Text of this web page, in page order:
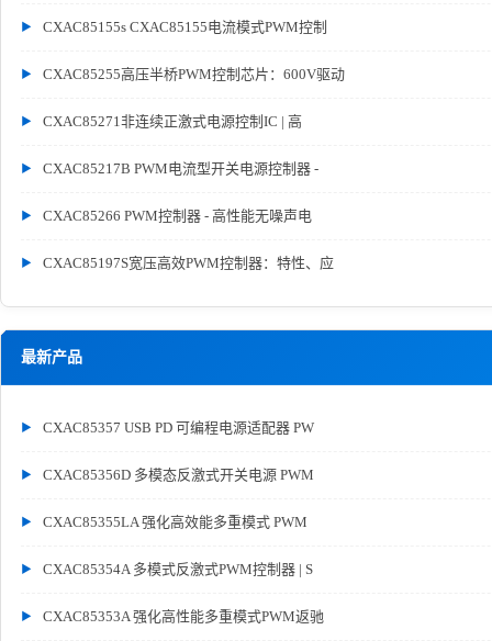
CXAC85155s CXAC85155电流模式PWM控制
CXAC85255高压半桥PWM控制芯片：600V驱动
CXAC85271非连续正激式电源控制IC | 高
CXAC85217B PWM电流型开关电源控制器 -
CXAC85266 PWM控制器 - 高性能无噪声电
CXAC85197S宽压高效PWM控制器：特性、应
最新产品
CXAC85357 USB PD 可编程电源适配器 PW
CXAC85356D 多模态反激式开关电源 PWM
CXAC85355LA 强化高效能多重模式 PWM
CXAC85354A 多模式反激式PWM控制器 | S
CXAC85353A 强化高性能多重模式PWM返驰